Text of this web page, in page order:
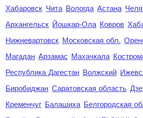
Хабаровск Чита Вологда Астана
Архангельск Йошкар-Ола Ковров
Нижневартовск Московская обл.
Магадан Арзамас Махачкала
Республика Дагестан Волжский
Биробиджан Саратовская область
Кременчуг Балашиха Белгородская